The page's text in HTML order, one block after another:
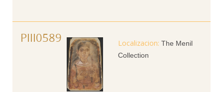
PIII0589
The Menil
Collection